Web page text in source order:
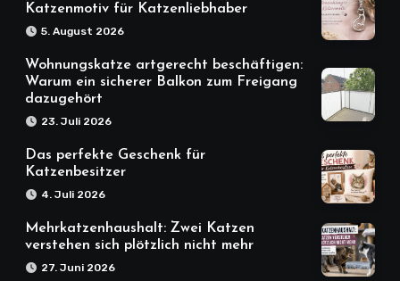
Katzenmotiv für Katzenliebhaber
5. August 2026
Wohnungskatze artgerecht beschäftigen:
Warum ein sicherer Balkon zum Freigang
dazugehört
23. Juli 2026
Das perfekte Geschenk für
Katzenbesitzer
4. Juli 2026
Mehrkatzenhaushalt: Zwei Katzen
verstehen sich plötzlich nicht mehr
27. Juni 2026